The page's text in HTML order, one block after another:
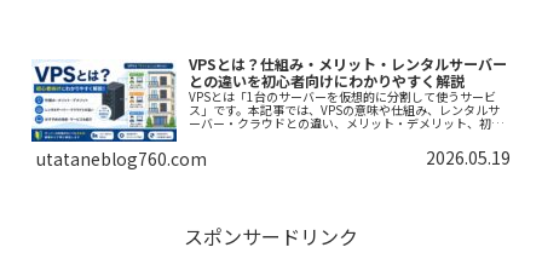
VPSとは？仕組み・メリット・レンタルサーバー
との違いを初心者向けにわかりやすく解説
VPSとは「1台のサーバーを仮想的に分割して使うサービ
ス」です。本記事では、VPSの意味や仕組み、レンタルサ
ーバー・クラウドとの違い、メリット・デメリット、初心
者向けおすすめ用途までわかりやすく解説します。
utataneblog760.com 2026.05.19
スポンサードリンク